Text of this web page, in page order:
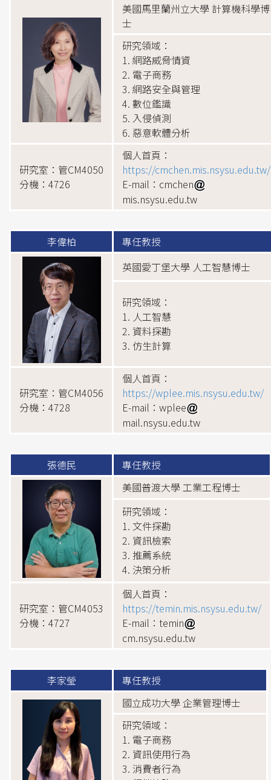
美國馬里蘭州立大學 計算機科學博
士
研究領域：
1. 網路威脅情資
2. 電子商務
3. 網路安全與管理
4. 數位鑑識
5. 入侵偵測
6. 惡意軟體分析
研究室：管CM4050
分機：4726
個人首頁：
https://cmchen.mis.nsysu.edu.tw/
E-mail：cmchen
mis.nsysu.edu.tw
李偉柏
專任教授
英國愛丁堡大學 人工智慧博士
研究領域：
1. 人工智慧
2. 資料探勘
3. 仿生計算
研究室：管CM4056
分機：4728
個人首頁：
https://wplee.mis.nsysu.edu.tw/
E-mail：wplee
mail.nsysu.edu.tw
張德民
專任教授
美國普渡大學 工業工程博士
研究領域：
1. 文件探勘
2. 資訊檢索
3. 推薦系統
4. 決策分析
研究室：管CM4053
分機：4727
個人首頁：
https://temin.mis.nsysu.edu.tw/
E-mail：temin
cm.nsysu.edu.tw
李家瑩
專任教授
國立成功大學 企業管理博士
研究領域：
1. 電子商務
2. 資訊使用行為
3. 消費者行為